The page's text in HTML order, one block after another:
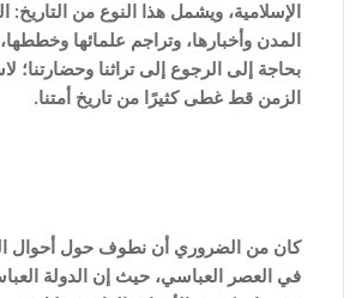
الإسلامية، ويشمل هذا النوع من التاريخ:
المدن وأخبارها، وتراجم علمائها
بحاجة إلى الرجوع إلى تراثنا وحضارتنا؛
الزمن قط غطى كثيرًا من تاريخ أمتنا.
كان من الضروري أن نطوف حول أحوال
في العصر العباسي، حيث إن الدولة